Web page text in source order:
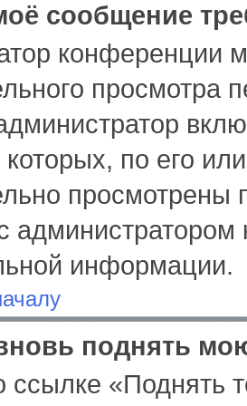
сообщение
конференции
просмотра
по его
просмотрены
информации.
поднять
ссылке «Поднять